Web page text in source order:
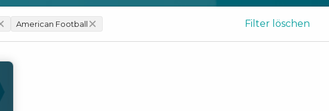
American Football Filter löschen